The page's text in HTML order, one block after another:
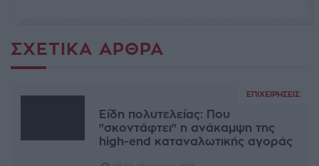
ΣΧΕΤΙΚΆ ΆΡΘΡΑ
ΕΠΙΧΕΙΡΉΣΕΙΣ
Είδη πολυτελείας: Που
"σκοντάφτει" η ανάκαμψη της
high-end καταναλωτικής αγοράς